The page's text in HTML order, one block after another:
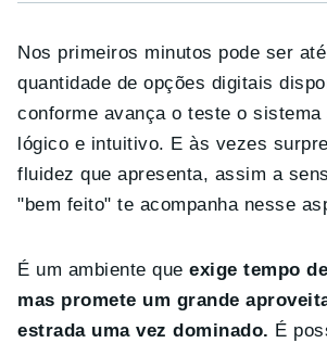
Nos primeiros minutos pode ser
quantidade de opções digitais
conforme avança o teste o sistema
lógico e intuitivo. E às vezes
fluidez que apresenta, assim a
"bem feito" te acompanha nesse
É um ambiente queexige tempo
mas promete um grande
estrada uma vez dominado. É